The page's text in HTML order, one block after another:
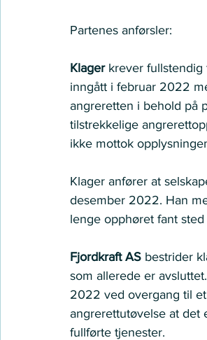
Partenes anførsler:
Klager krever fullstendig
inngått i februar 2022
angreretten i behold på
tilstrekkelige
ikke mottok
Klager anfører at
desember 2022. Han
lenge opphøret fant
Fjordkraft AS bestrider
som allerede er
2022 ved overgang til
angrerettutøvelse at det
fullførte tjenester.